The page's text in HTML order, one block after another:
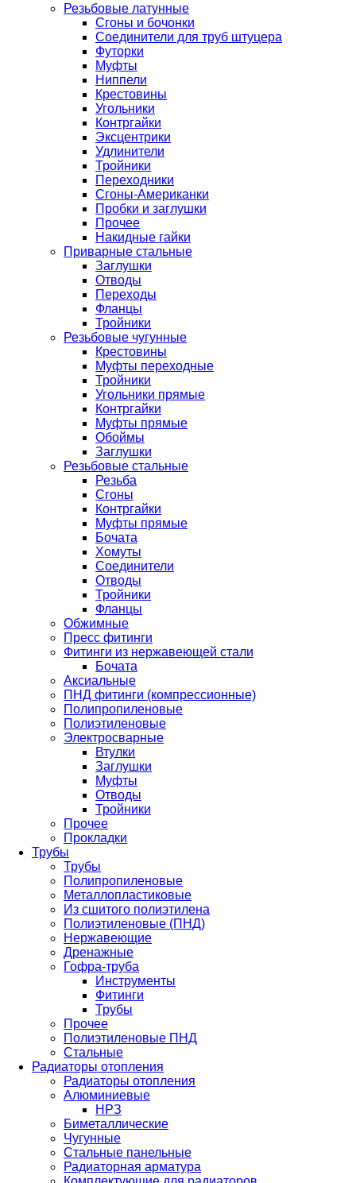
Резьбовые латунные
Сгоны и бочонки
Соединители для труб штуцера
Футорки
Муфты
Ниппели
Крестовины
Угольники
Контргайки
Эксцентрики
Удлинители
Тройники
Переходники
Сгоны-Американки
Пробки и заглушки
Прочее
Накидные гайки
Приварные стальные
Заглушки
Отводы
Переходы
Фланцы
Тройники
Резьбовые чугунные
Крестовины
Муфты переходные
Тройники
Угольники прямые
Контргайки
Муфты прямые
Обоймы
Заглушки
Резьбовые стальные
Резьба
Сгоны
Контргайки
Муфты прямые
Бочата
Хомуты
Соединители
Отводы
Тройники
Фланцы
Обжимные
Пресс фитинги
Фитинги из нержавеющей стали
Бочата
Аксиальные
ПНД фитинги (компрессионные)
Полипропиленовые
Полиэтиленовые
Электросварные
Втулки
Заглушки
Муфты
Отводы
Тройники
Прочее
Прокладки
Трубы
Трубы
Полипропиленовые
Металлопластиковые
Из сшитого полиэтилена
Полиэтиленовые (ПНД)
Нержавеющие
Дренажные
Гофра-труба
Инструменты
Фитинги
Трубы
Прочее
Полиэтиленовые ПНД
Стальные
Радиаторы отопления
Радиаторы отопления
Алюминиевые
НРЗ
Биметаллические
Чугунные
Стальные панельные
Радиаторная арматура